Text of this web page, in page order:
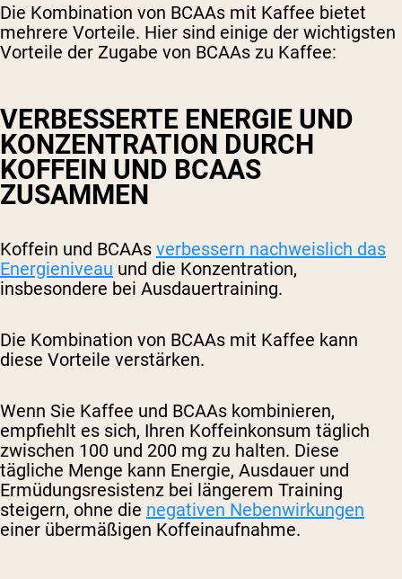
Die Kombination von BCAAs mit Kaffee bietet
mehrere Vorteile. Hier sind einige der wichtigsten
Vorteile der Zugabe von BCAAs zu Kaffee:
VERBESSERTE ENERGIE UND
KONZENTRATION DURCH
KOFFEIN UND BCAAS
ZUSAMMEN
Koffein und BCAAs verbessern nachweislich das
Energieniveau und die Konzentration,
insbesondere bei Ausdauertraining.
Die Kombination von BCAAs mit Kaffee kann
diese Vorteile verstärken.
Wenn Sie Kaffee und BCAAs kombinieren,
empfiehlt es sich, Ihren Koffeinkonsum täglich
zwischen 100 und 200 mg zu halten. Diese
tägliche Menge kann Energie, Ausdauer und
Ermüdungsresistenz bei längerem Training
steigern, ohne die negativen Nebenwirkungen
einer übermäßigen Koffeinaufnahme.